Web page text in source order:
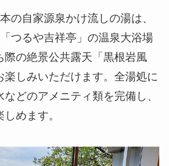
の自家源泉かけ流しの湯は、
つるや吉祥亭」の温泉大浴場
際の絶景公共露天「黒根岩風
楽しみいただけます。全湯処に
どのアメニティ類を完備し、
めます。